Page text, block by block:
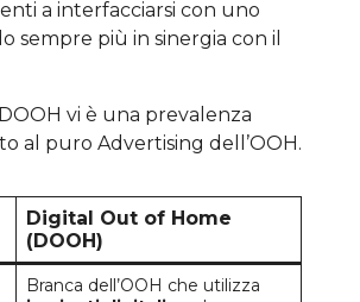
a interfacciarsi con uno
sempre più in sinergia con il
vi è una prevalenza
al puro Advertising dell’OOH.
Digital Out of Home
(DOOH)
Branca dell’OOH che utilizza